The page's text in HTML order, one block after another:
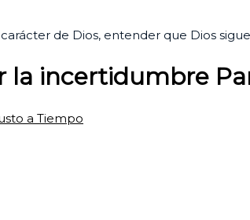
de Dios, entender que Dios
la incertidumbre
a Tiempo